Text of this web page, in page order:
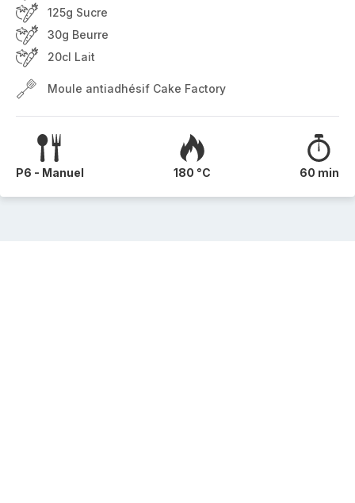
125g Sucre
30g Beurre
20cl Lait
Moule antiadhésif Cake Factory
P6 - Manuel 180 °C 60 min